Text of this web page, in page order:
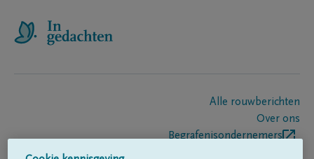
Alle rouwberichten
Over ons
Begrafenisondernemers